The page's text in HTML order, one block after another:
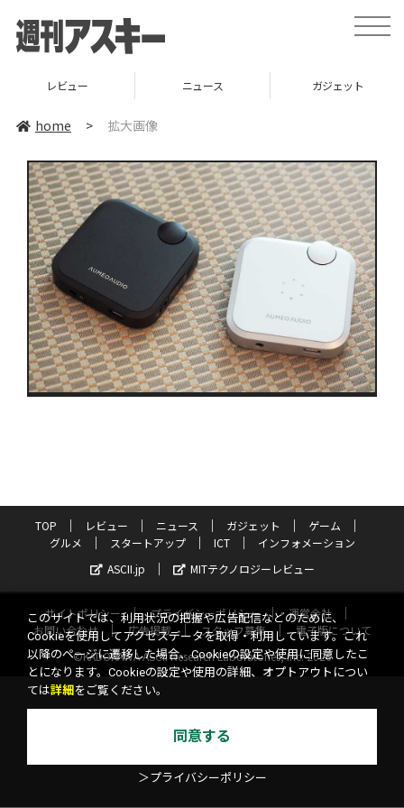
toggle
レビュー ニュース ガジェット
home > 拡大画像
TOP レビュー ニュース ガジェット
ゲーム
グルメ
スタートアップ ICT
インフォメーション
ASCII.jp
MITテクノロジーレビュー
サイトポリシー プライバシーポリシー
運営会社
お問い合わせ
広告掲載 スタッフ募集
電子版について
©KADOKAWA ASCII Research Laboratories, Inc. 2026
このサイトでは、利用状況の把握や広告配信などのために、
Cookieを使用してアクセスデータを取得・利用しています。これ
以降のページに遷移した場合、Cookieの設定や使用に同意したこ
とになります。Cookieの設定や使用の詳細、オプトアウトについ
ては詳細 をご覧ください。
同意する
＞プライバシーポリシー